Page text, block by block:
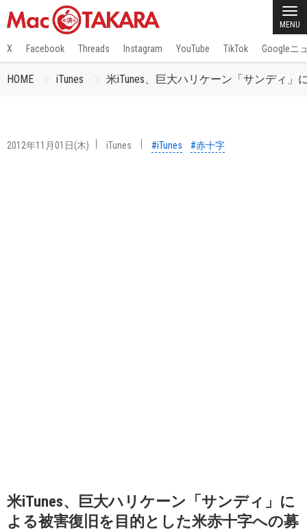
MENU
X Facebook Threads Instagram YouTube TikTok Googleニ
HOME iTunes 米iTunes、巨大ハリケーン「サンディ
2012年11月01日(木) iTunes #iTunes #赤十字
米iTunes、巨大ハリケーン「サンディ」に
よる被害復旧を目的とした米赤十字への募